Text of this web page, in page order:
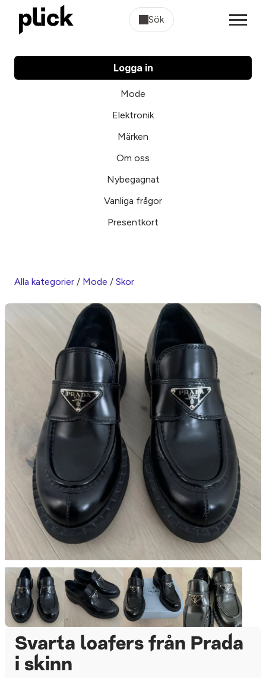
Sök
Logga in
Mode
Elektronik
Märken
Om oss
Nybegagnat
Vanliga frågor
Presentkort
Alla kategorier / Mode / Skor
Svarta loafers från Prada
i skinn